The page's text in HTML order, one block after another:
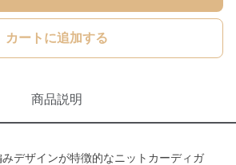
カートに追加する
商品説明
デザインが特徴的なニットカーディガ